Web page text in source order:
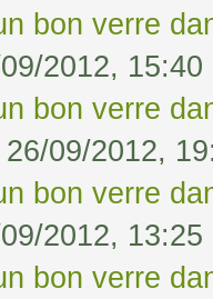
bon verre
2012, 15:40
bon verre
26/09/2012,
bon verre
2012, 13:25
bon verre